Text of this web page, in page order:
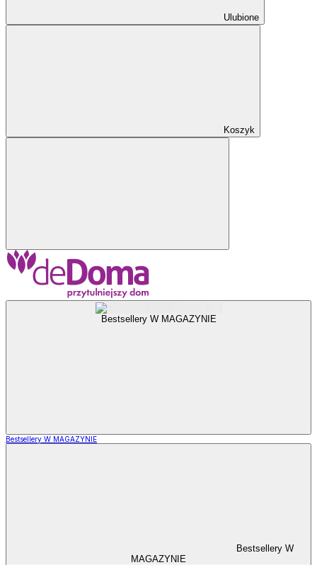
Ulubione
Koszyk
Bestsellery W MAGAZYNIE
Bestsellery W MAGAZYNIE
Bestsellery W
MAGAZYNIE